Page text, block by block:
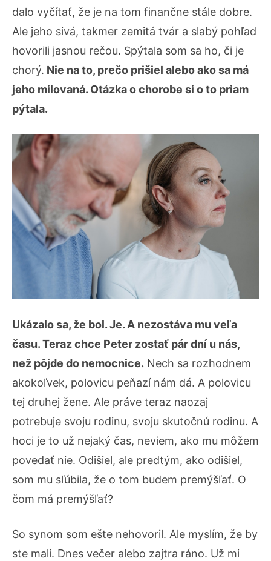
dalo vyčítať, že je na tom finančne stále dobre.
Ale jeho sivá, takmer zemitá tvár a slabý pohľad
hovorili jasnou rečou. Spýtala som sa ho, či je
chorý. Nie na to, prečo prišiel alebo ako sa má
jeho milovaná. Otázka o chorobe si o to priam
pýtala.
Ukázalo sa, že bol. Je. A nezostáva mu veľa
času. Teraz chce Peter zostať pár dní u nás,
než pôjde do nemocnice. Nech sa rozhodnem
akokoľvek, polovicu peňazí nám dá. A polovicu
tej druhej žene. Ale práve teraz naozaj
potrebuje svoju rodinu, svoju skutočnú rodinu. A
hoci je to už nejaký čas, neviem, ako mu môžem
povedať nie. Odišiel, ale predtým, ako odišiel,
som mu sľúbila, že o tom budem premýšľať. O
čom má premýšľať?
So synom som ešte nehovoril. Ale myslím, že by
ste mali. Dnes večer alebo zajtra ráno. Už mi